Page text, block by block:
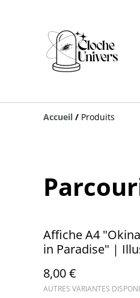
Accueil / Produits
Affiche A4
in Paradise" |
8,00 €
AUTRES VARIANTES